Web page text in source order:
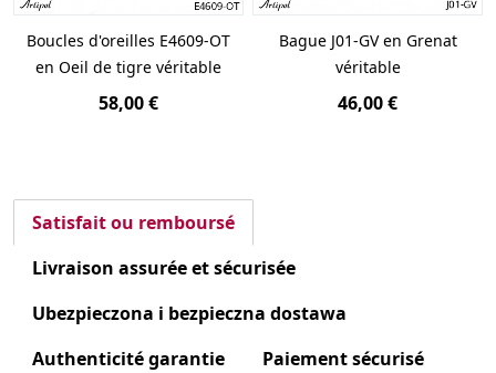
Boucles d'oreilles E4609-OT
en Oeil de tigre véritable
58,00 €
Bague J01-GV en Grenat
véritable
46,00 €
Satisfait ou remboursé
Livraison assurée et sécurisée
Ubezpieczona i bezpieczna dostawa
Authenticité garantie
Paiement sécurisé